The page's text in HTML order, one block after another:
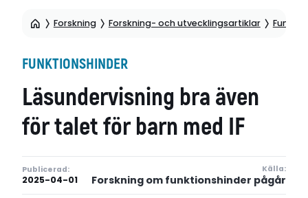
Forskning Forskning- och utvecklingsartiklar
FUNKTIONSHINDER
Läsundervisning bra även
för talet för barn med IF
Publicerad:
2025-04-01
Källa:
Forskning om funktionshinder pågår